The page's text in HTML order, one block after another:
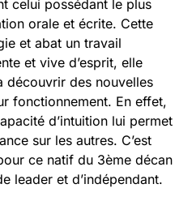
celui possédant le plus
orale et écrite. Cette
et abat un travail
et vive d’esprit, elle
découvrir des nouvelles
fonctionnement. En effet,
d’intuition lui permet
sur les autres. C’est
ce natif du 3ème décan
leader et d’indépendant.